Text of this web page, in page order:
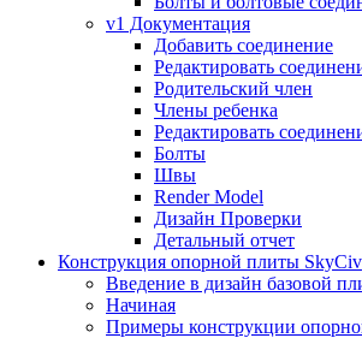
v1 Документация
Добавить соединение
Редактировать
Родительский член
Члены ребенка
Редактировать
Болты
Швы
Render Model
Дизайн Проверки
Детальный отчет
Конструкция опорной плиты SkyCiv
Введение в дизайн базовой
Начиная
Примеры конструкции